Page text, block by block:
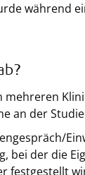
während
mehreren
an der
bei der die
festgestellt